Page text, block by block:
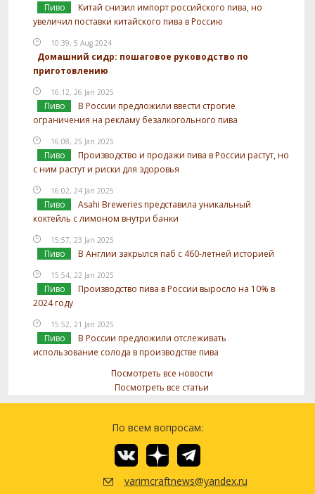
Пиво
Китай снизил импорт российского пива, но
увеличил поставки китайского пива в Россию
10:39, 5 Aug 2024
Домашний сидр: пошаговое руководство по
приготовлению
16:12, 26 Jan 2025
Пиво
В России предложили ввести строгие
ограничения на рекламу безалкогольного пива
16:08, 25 Jan 2025
Пиво
Производство и продажи пива в России растут, но
с ним растут и риски для здоровья
16:02, 24 Jan 2025
Пиво
Asahi Breweries представила уникальный
коктейль с лимоном внутри банки
15:57, 23 Jan 2025
Пиво В Англии закрылся паб с 460-летней историей
15:54, 22 Jan 2025
Пиво
Производство пива в России выросло на 10% в
2024 году
15:52, 21 Jan 2025
Пиво
В России предложили отслеживать
использование солода в производстве пива
Посмотреть все новости
Посмотреть все статьи
По всем вопросам:
varimcraftnews@yandex.ru